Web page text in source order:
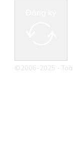
©2006-2025 -